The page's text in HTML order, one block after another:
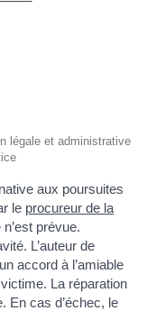
légale et administrative
aux poursuites
le procureur de la
prévue.
L’auteur de
accord à l’amiable
La réparation
En cas d’échec, le